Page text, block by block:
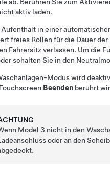
aktiv laden.
in einer
freies Rollen für die Dauer
Fahrersitz verlassen. Um die
schalten Sie in den
Modus wird
Beenden berührt
Model 3 nicht in den
oder an den